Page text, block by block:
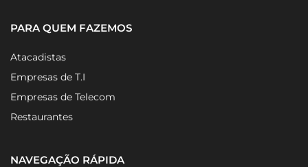
PARA QUEM FAZEMOS
Atacadistas
Empresas de T.I
Empresas de Telecom
Restaurantes
NAVEGAÇÃO RÁPIDA